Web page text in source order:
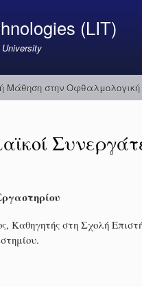
(LIT)
Μάθηση στην Οφθαλμολογική
Καθηγητής στη Σχολή